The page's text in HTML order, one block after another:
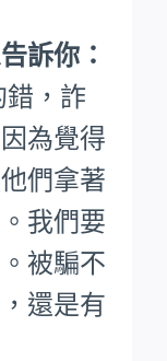
訴你：
錯，詐
為覺得
們拿著
我們要
被騙不
還是有